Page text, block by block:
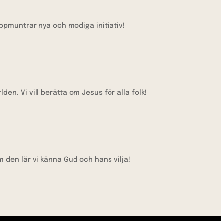
nya och modiga initiativ!
Vi vill berätta om Jesus för alla folk!
den lär vi känna Gud och hans vilja!